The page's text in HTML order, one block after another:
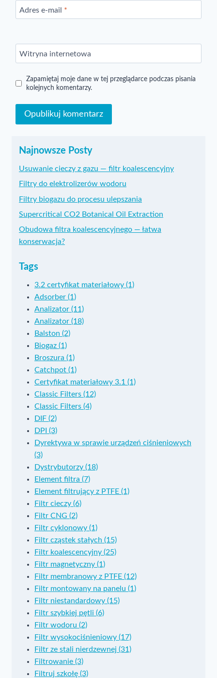
Adres e-mail *
Witryna internetowa
Zapamiętaj moje dane w tej przeglądarce podczas pisania
kolejnych komentarzy.
Najnowsze Posty
Usuwanie cieczy z gazu — filtr koalescencyjny
Filtry do elektrolizerów wodoru
Filtry biogazu do procesu ulepszania
Supercritical CO2 Botanical Oil Extraction
Obudowa filtra koalescencyjnego — łatwa
konserwacja?
Tags
3.2 certyfikat materiałowy (1)
Adsorber (1)
Analizator (11)
Analizator (18)
Balston (2)
Biogaz (1)
Broszura (1)
Catchpot (1)
Certyfikat materiałowy 3.1 (1)
Classic Filters (12)
Classic Filters (4)
DIF (2)
DPI (3)
Dyrektywa w sprawie urządzeń ciśnieniowych
(3)
Dystrybutorzy (18)
Element filtra (7)
Element filtrujący z PTFE (1)
Filtr cieczy (6)
Filtr CNG (2)
Filtr cyklonowy (1)
Filtr cząstek stałych (15)
Filtr koalescencyjny (25)
Filtr magnetyczny (1)
Filtr membranowy z PTFE (12)
Filtr montowany na panelu (1)
Filtr niestandardowy (15)
Filtr szybkiej pętli (6)
Filtr wodoru (2)
Filtr wysokociśnieniowy (17)
Filtr ze stali nierdzewnej (31)
Filtrowanie (3)
Filtruj szkołę (3)